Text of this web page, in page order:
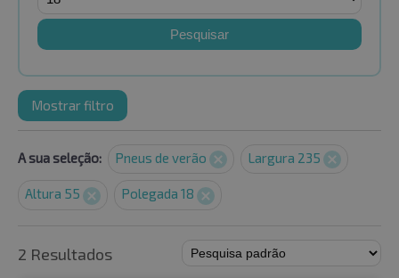
Pesquisar
Mostrar filtro
A sua seleção: Pneus de verão Largura 235
Altura 55 Polegada 18
2 Resultados